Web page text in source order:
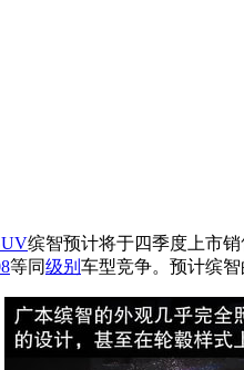
缤智预计将于四季度上市
等同级别 车型竞争。预计缤智